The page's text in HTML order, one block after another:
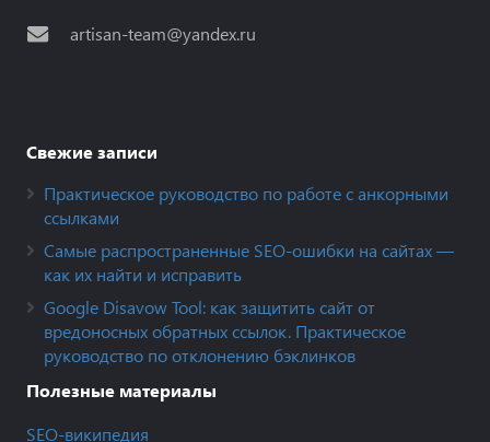
artisan-team@yandex.ru
Свежие записи
Практическое руководство по работе с анкорными
ссылками
Самые распространенные SEO-ошибки на сайтах —
как их найти и исправить
Google Disavow Tool: как защитить сайт от
вредоносных обратных ссылок. Практическое
руководство по отклонению бэклинков
Полезные материалы
SEO-википедия